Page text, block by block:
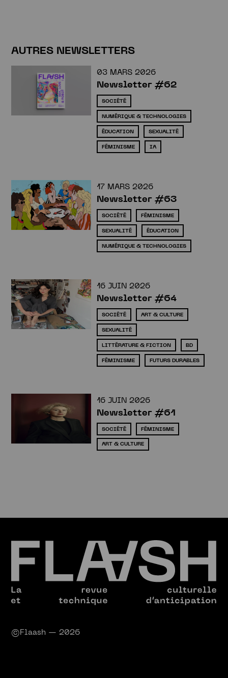
AUTRES NEWSLETTERS
03 MARS 2026
Newsletter #62
SOCIÉTÉ
NUMÉRIQUE & TECHNOLOGIES
ÉDUCATION SEXUALITÉ
FÉMINISME IA
17 MARS 2026
Newsletter #63
SOCIÉTÉ FÉMINISME
SEXUALITÉ ÉDUCATION
NUMÉRIQUE & TECHNOLOGIES
16 JUIN 2026
Newsletter #64
SOCIÉTÉ ART & CULTURE
SEXUALITÉ
LITTÉRATURE & FICTION BD
FÉMINISME FUTURS DURABLES
16 JUIN 2026
Newsletter #61
SOCIÉTÉ FÉMINISME
ART & CULTURE
©Flaash — 2026